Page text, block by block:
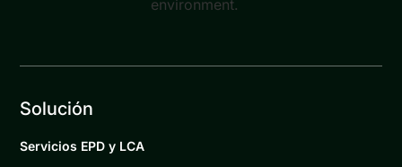
Solución
Servicios EPD y LCA